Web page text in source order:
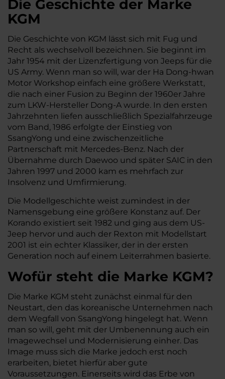
Die Geschichte der Marke
KGM
Die Geschichte von KGM lässt sich mit Fug und
Recht als wechselvoll bezeichnen. Sie beginnt im
Jahr 1954 mit der Lizenzfertigung von Jeeps für die
US Army. Wenn man so will, war der Ha Dong-hwan
Motor Workshop einfach eine größere Werkstatt,
die nach einer Fusion zu Beginn der 1960er Jahre
zum LKW-Hersteller Dong-A wurde. In den ersten
Jahrzehnten liefen ausschließlich Spezialfahrzeuge
vom Band, 1986 erfolgte der Einstieg von
SsangYong und eine zwischenzeitliche
Partnerschaft mit Mercedes-Benz. Nach der
Übernahme durch Daewoo und später SAIC in den
Jahren 1997 und 2000 kam es mehrfach zur
Insolvenz und Umfirmierung.
Die Modellgeschichte weist zumindest in der
Namensgebung eine größere Konstanz auf. Der
Korando existiert seit 1982 und ging aus dem US-
Jeep hervor und auch der Rexton mit Modellstart
2001 ist ein echter Klassiker, der in der ersten
Generation noch auf einem Leiterrahmen basierte.
Wofür steht die Marke KGM?
Die Marke KGM steht zunächst einmal für den
Neustart, den das koreanische Unternehmen nach
dem Wegfall von SsangYong hingelegt hat. Wenn
man so will, geht mit der Umbenennung auch ein
Imagewechsel und Modernisierung einher. Das
Image muss sich die Marke jedoch erst noch
erarbeiten, bietet hierfür aber gute
Voraussetzungen. Einerseits wird das Erbe von